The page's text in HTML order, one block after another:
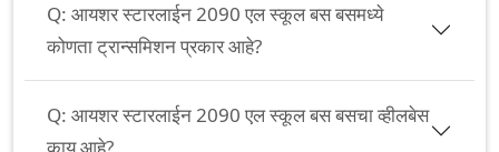
Q: आयशर स्टारलाईन 2090 एल स्कूल बस बसमध्ये
कोणता ट्रान्समिशन प्रकार आहे?
Q: आयशर स्टारलाईन 2090 एल स्कूल बस बसचा व्हीलबेस